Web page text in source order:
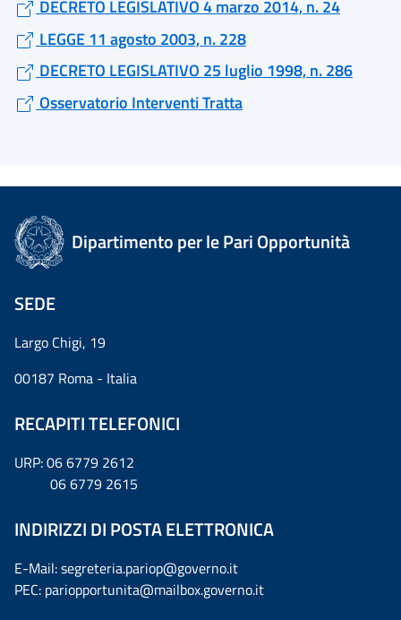
DECRETO LEGISLATIVO 4 marzo 2014, n. 24
LEGGE 11 agosto 2003, n. 228
DECRETO LEGISLATIVO 25 luglio 1998, n. 286
Osservatorio Interventi Tratta
Dipartimento per le Pari Opportunità
SEDE
Largo Chigi, 19
00187 Roma - Italia
RECAPITI TELEFONICI
URP: 06 6779 2612
06 6779 2615
INDIRIZZI DI POSTA ELETTRONICA
E-Mail: segreteria.pariop@governo.it
PEC: pariopportunita@mailbox.governo.it